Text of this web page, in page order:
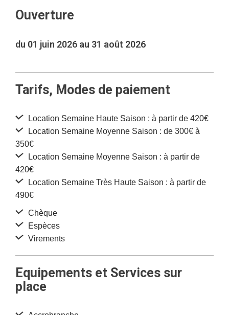
Ouverture
du 01 juin 2026 au 31 août 2026
Tarifs, Modes de paiement
Location Semaine Haute Saison : à partir de 420€
Location Semaine Moyenne Saison : de 300€ à
350€
Location Semaine Moyenne Saison : à partir de
420€
Location Semaine Très Haute Saison : à partir de
490€
Chèque
Espèces
Virements
Equipements et Services sur
place